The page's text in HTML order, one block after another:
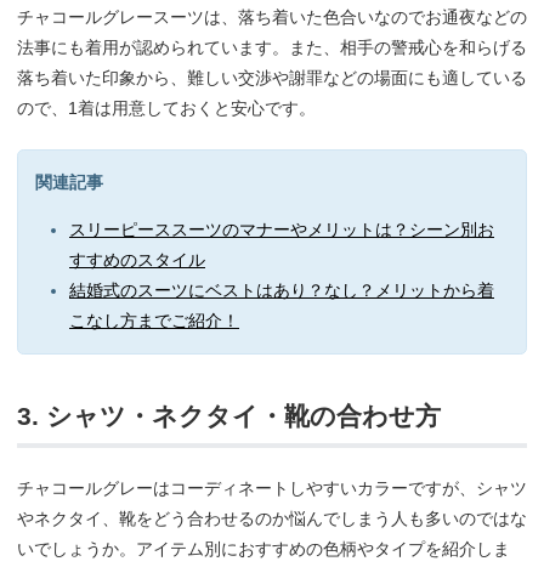
チャコールグレースーツは、落ち着いた色合いなのでお通夜などの
法事にも着用が認められています。また、相手の警戒心を和らげる
落ち着いた印象から、難しい交渉や謝罪などの場面にも適している
ので、1着は用意しておくと安心です。
関連記事
スリーピーススーツのマナーやメリットは？シーン別お
すすめのスタイル
結婚式のスーツにベストはあり？なし？メリットから着
こなし方までご紹介！
3. シャツ・ネクタイ・靴の合わせ方
チャコールグレーはコーディネートしやすいカラーですが、シャツ
やネクタイ、靴をどう合わせるのか悩んでしまう人も多いのではな
いでしょうか。アイテム別におすすめの色柄やタイプを紹介しま